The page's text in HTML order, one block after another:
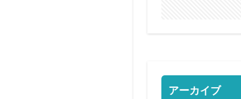
アーカイブ